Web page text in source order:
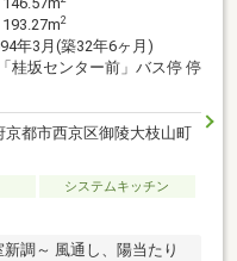
2
年3月(築32年6ヶ月)
桂坂センター前」バス停 停
京都市西京区御陵大枝山町
システムキッチン
調～ 風通し、陽当たり